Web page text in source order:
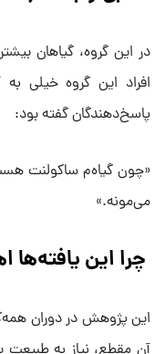
در این گروه، گیاهان
افراد این گروه خیلی
پاسخ‌دهندگان گفته بود:
«چون گیاه‌م ساکولنت
می‌مونه.»
چرا این یافته‌ها
این پژوهش در دوران